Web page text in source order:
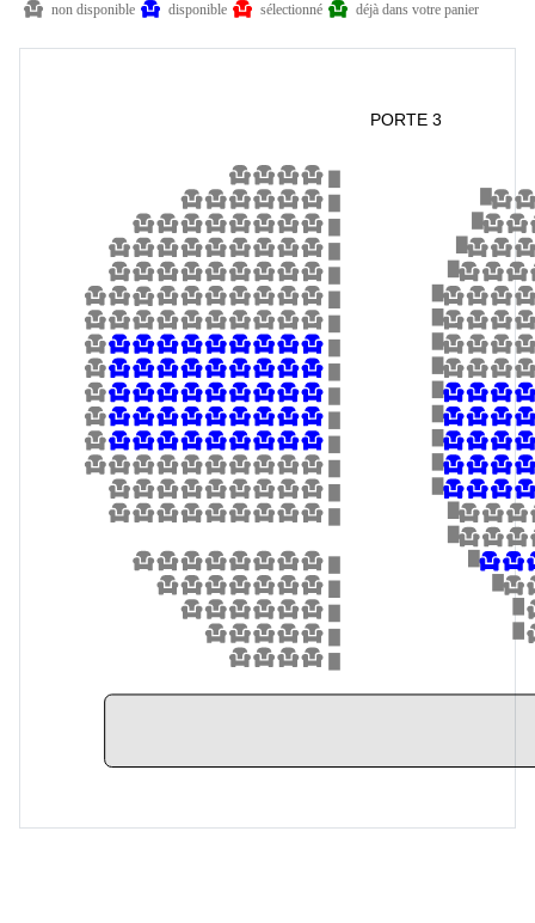
non disponible disponible sélectionné déjà dans votre panier
PORTE 3